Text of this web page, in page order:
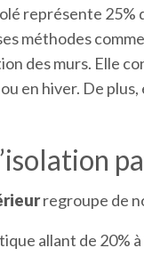
représente
méthodes comme
des murs. Elle
en hiver. De
regroupe de
allant de 20%